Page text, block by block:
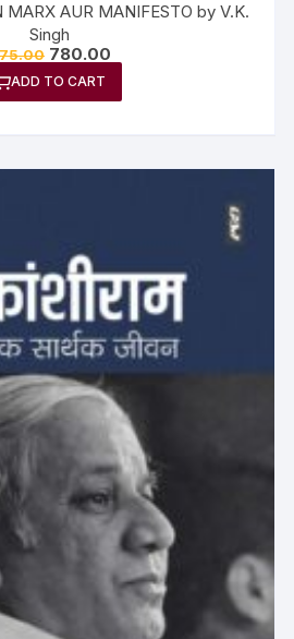
MARX AUR MANIFESTO by V.K.
Singh
780.00
ADD TO CART